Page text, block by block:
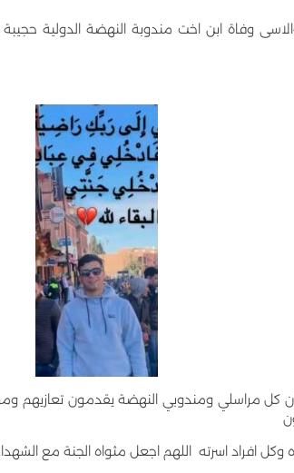
وفاة ابن اخت مندوبة النهضة الدولية
كل مراسلي ومندوبي النهضة يقدمون تعازيهم
وكل افراد اسرته اللهم اجعل مثواه الجنة مع